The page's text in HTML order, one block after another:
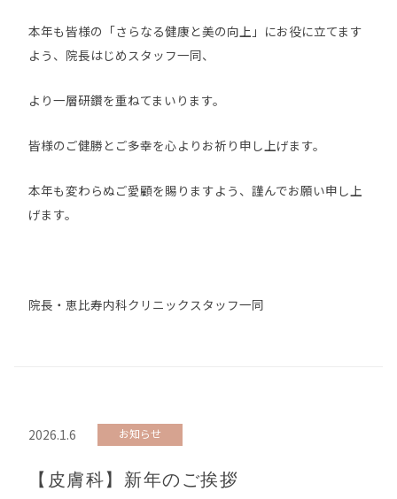
本年も皆様の「さらなる健康と美の向上」にお役に立てます
よう、院長はじめスタッフ一同、
より一層研鑽を重ねてまいります。
皆様のご健勝とご多幸を心よりお祈り申し上げます。
本年も変わらぬご愛顧を賜りますよう、謹んでお願い申し上
げます。
院長・恵比寿内科クリニックスタッフ一同
2026.1.6 お知らせ
【皮膚科】新年のご挨拶